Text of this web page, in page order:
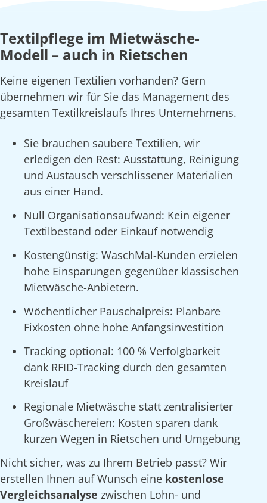
Textilpflege im Mietwäsche-
Modell – auch in Rietschen
Keine eigenen Textilien vorhanden? Gern
übernehmen wir für Sie das Management des
gesamten Textilkreislaufs Ihres Unternehmens.
Sie brauchen saubere Textilien, wir
erledigen den Rest: Ausstattung, Reinigung
und Austausch verschlissener Materialien
aus einer Hand.
Null Organisationsaufwand: Kein eigener
Textilbestand oder Einkauf notwendig
Kostengünstig: WaschMal-Kunden erzielen
hohe Einsparungen gegenüber klassischen
Mietwäsche-Anbietern.
Wöchentlicher Pauschalpreis: Planbare
Fixkosten ohne hohe Anfangsinvestition
Tracking optional: 100 % Verfolgbarkeit
dank RFID-Tracking durch den gesamten
Kreislauf
Regionale Mietwäsche statt zentralisierter
Großwäschereien: Kosten sparen dank
kurzen Wegen in Rietschen und Umgebung
Nicht sicher, was zu Ihrem Betrieb passt? Wir
erstellen Ihnen auf Wunsch eine kostenlose
Vergleichsanalyse zwischen Lohn- und